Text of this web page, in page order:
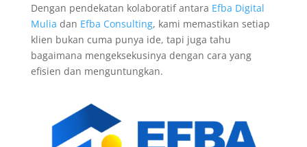
Dengan pendekatan kolaboratif antara Efba Digital
Mulia dan Efba Consulting, kami memastikan setiap
klien bukan cuma punya ide, tapi juga tahu
bagaimana mengeksekusinya dengan cara yang
efisien dan menguntungkan.